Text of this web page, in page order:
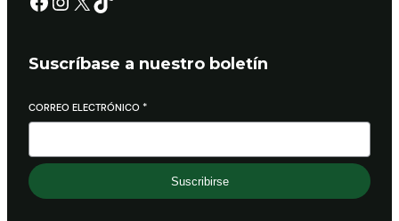
Suscríbase a nuestro boletín
CORREO ELECTRÓNICO *
Suscribirse